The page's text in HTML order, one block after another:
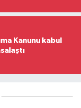
Kanunu kabul